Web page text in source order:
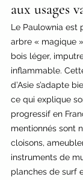
aux usages
Le Paulownia est
arbre « magique
bois léger,
inflammable.
d’Asie s’adapte
ce qui explique
progressif en
mentionnés sont
cloisons,
instruments de
planches de surf